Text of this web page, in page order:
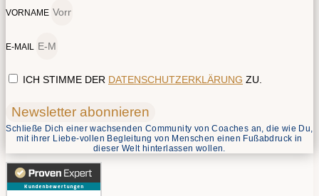
VORNAME
E-MAIL
ICH STIMME DER DATENSCHUTZERKLÄRUNG ZU.
Newsletter abonnieren
Schließe Dich einer wachsenden Community von Coaches an, die wie Du,
mit ihrer Liebe-vollen Begleitung von Menschen einen Fußabdruck in
dieser Welt hinterlassen wollen.